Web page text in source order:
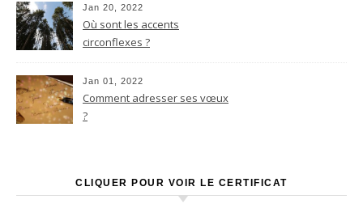
Jan 20, 2022
Où sont les accents
circonflexes ?
Jan 01, 2022
Comment adresser ses vœux
?
CLIQUER POUR VOIR LE CERTIFICAT